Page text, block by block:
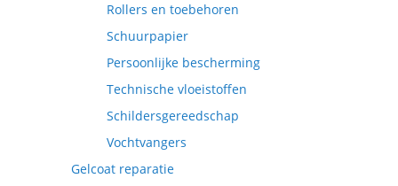
Rollers en toebehoren
Schuurpapier
Persoonlijke bescherming
Technische vloeistoffen
Schildersgereedschap
Vochtvangers
Gelcoat reparatie